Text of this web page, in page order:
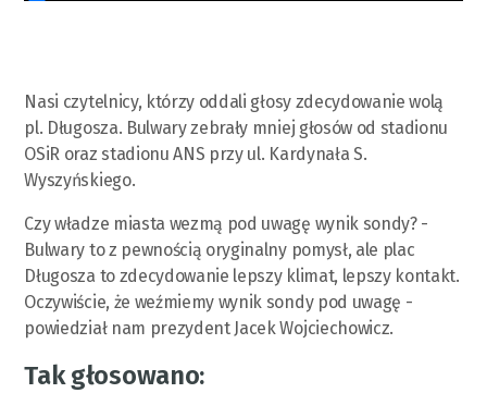
Nasi czytelnicy, którzy oddali głosy zdecydowanie wolą
pl. Długosza. Bulwary zebrały mniej głosów od stadionu
OSiR oraz stadionu ANS przy ul. Kardynała S.
Wyszyńskiego.
Czy władze miasta wezmą pod uwagę wynik sondy? -
Bulwary to z pewnością oryginalny pomysł, ale plac
Długosza to zdecydowanie lepszy klimat, lepszy kontakt.
Oczywiście, że weźmiemy wynik sondy pod uwagę -
powiedział nam prezydent Jacek Wojciechowicz.
Tak głosowano: